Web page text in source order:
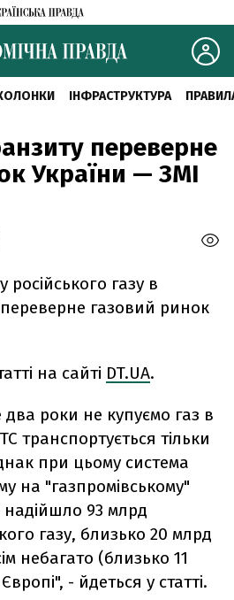
ІНФРАСТРУКТУРА
переверне
України — ЗМІ
газу в
газовий ринок
на сайті DT.UA.
роки не купуємо газ в
транспортується тільки
при цьому система
на "газпромівському"
надійшло 93 млрд
газу, близько 20 млрд
небагато (близько 11
- йдеться у статті.